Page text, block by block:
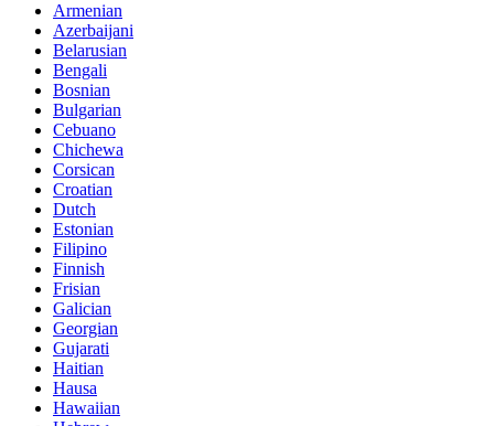
Armenian
Azerbaijani
Belarusian
Bengali
Bosnian
Bulgarian
Cebuano
Chichewa
Corsican
Croatian
Dutch
Estonian
Filipino
Finnish
Frisian
Galician
Georgian
Gujarati
Haitian
Hausa
Hawaiian